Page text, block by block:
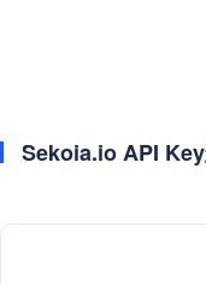
Sekoia.io API Key